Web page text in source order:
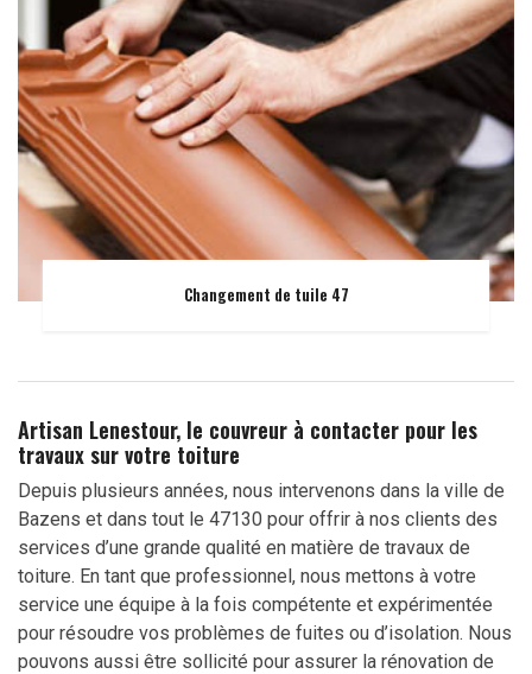
Changement de tuile 47
Artisan Lenestour, le couvreur à contacter pour les
travaux sur votre toiture
Depuis plusieurs années, nous intervenons dans la ville de
Bazens et dans tout le 47130 pour offrir à nos clients des
services d’une grande qualité en matière de travaux de
toiture. En tant que professionnel, nous mettons à votre
service une équipe à la fois compétente et expérimentée
pour résoudre vos problèmes de fuites ou d’isolation. Nous
pouvons aussi être sollicité pour assurer la rénovation de